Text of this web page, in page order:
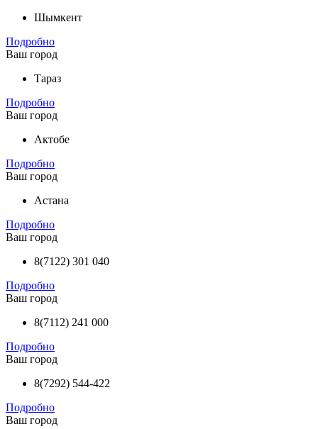
Шымкент
Подробно
Ваш город
Тараз
Подробно
Ваш город
Актобе
Подробно
Ваш город
Астана
Подробно
Ваш город
8(7122) 301 040
Подробно
Ваш город
8(7112) 241 000
Подробно
Ваш город
8(7292) 544-422
Подробно
Ваш город